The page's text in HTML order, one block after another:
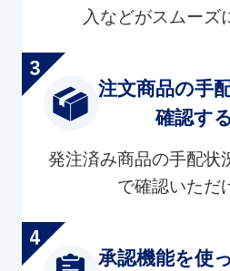
入などがスムーズ
注文商品の手
確認する
発注済み商品の手配状
で確認いただ
承認機能を使